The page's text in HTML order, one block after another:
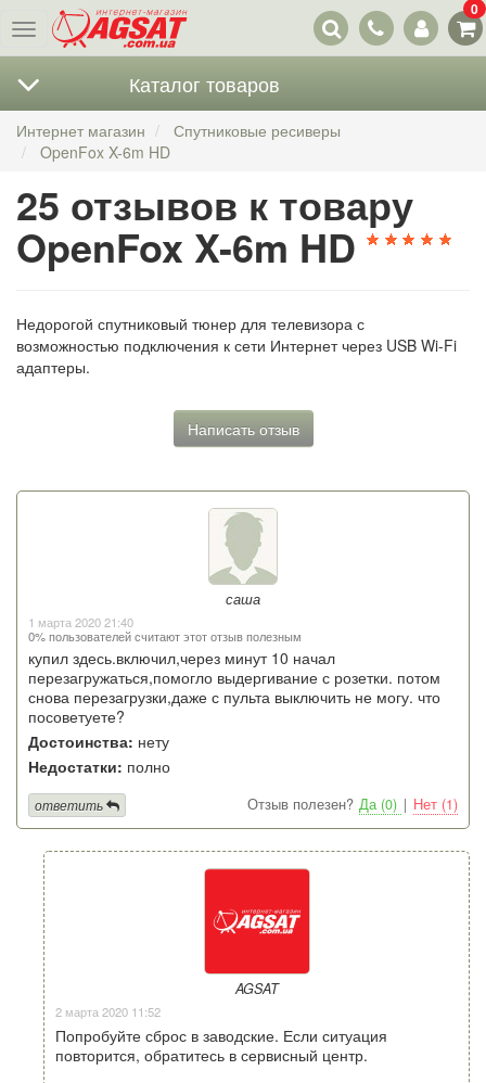
Меню
Наши
контакты
0
Каталог товаров
Интернет магазин
Спутниковые ресиверы
OpenFox X-6m HD
25 отзывов к товару
OpenFox X-6m HD
Недорогой спутниковый тюнер для телевизора с
возможностью подключения к сети Интернет через USB Wi-Fi
адаптеры.
Написать отзыв
саша
1 марта 2020 21:40
0% пользователей считают этот отзыв полезным
купил здесь.включил,через минут 10 начал
перезагружаться,помогло выдергивание с розетки. потом
снова перезагрузки,даже с пульта выключить не могу. что
посоветуете?
Достоинства: нету
Недостатки: полно
Отзыв полезен? Да (0) | Нет (1)
ответить
AGSAT
2 марта 2020 11:52
Попробуйте сброс в заводские. Если ситуация
повторится, обратитесь в сервисный центр.